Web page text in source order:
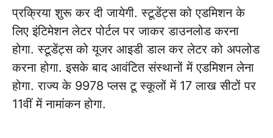
प्रक्रिया शुरू कर दी जायेगी. स्टूडेंट्स को एडमिशन के
लिए इंटिमेशन लेटर पोर्टल पर जाकर डाउनलोड करना
होगा. स्टूडेंट्स को यूजर आइडी डाल कर लेटर को अपलोड
करना होगा. इसके बाद आवंटित संस्थानों में एडमिशन लेना
होगा. राज्य के 9978 प्लस टू स्कूलों में 17 लाख सीटों पर
11वीं में नामांकन होगा.